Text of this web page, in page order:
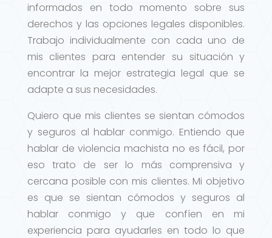
informados en todo momento sobre sus
derechos y las opciones legales disponibles.
Trabajo individualmente con cada uno de
mis clientes para entender su situación y
encontrar la mejor estrategia legal que se
adapte a sus necesidades.
Quiero que mis clientes se sientan cómodos
y seguros al hablar conmigo. Entiendo que
hablar de violencia machista no es fácil, por
eso trato de ser lo más comprensiva y
cercana posible con mis clientes. Mi objetivo
es que se sientan cómodos y seguros al
hablar conmigo y que confíen en mi
experiencia para ayudarles en todo lo que